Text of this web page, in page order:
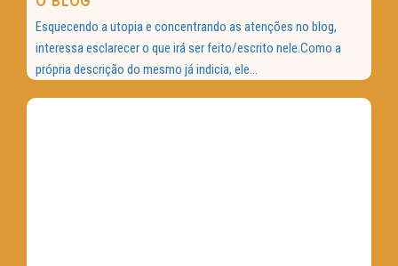
Esquecendo a utopia e concentrando as atenções no blog,
interessa esclarecer o que irá ser feito/escrito nele.Como a
própria descrição do mesmo já indicia, ele...